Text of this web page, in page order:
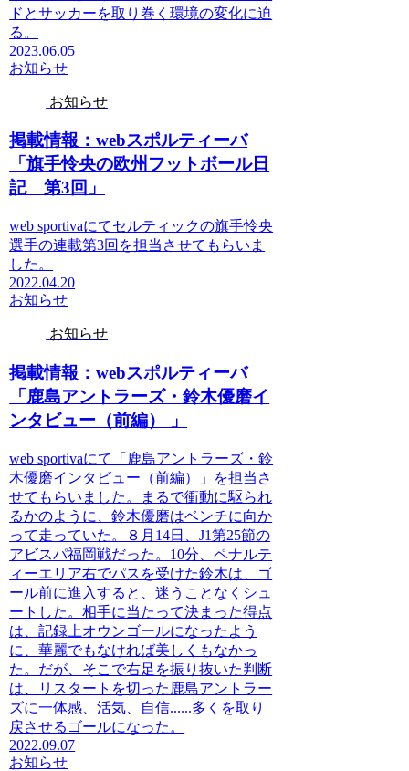
ドとサッカーを取り巻く環境の変化に迫
る。
2023.06.05
お知らせ
お知らせ
掲載情報：webスポルティーバ
「旗手怜央の欧州フットボール日
記 第3回」
web sportivaにてセルティックの旗手怜央
選手の連載第3回を担当させてもらいま
した。
2022.04.20
お知らせ
お知らせ
掲載情報：webスポルティーバ
「鹿島アントラーズ・鈴木優磨イ
ンタビュー（前編） 」
web sportivaにて「鹿島アントラーズ・鈴
木優磨インタビュー（前編）」を担当さ
せてもらいました。まるで衝動に駆られ
るかのように、鈴木優磨はベンチに向か
って走っていた。８月14日、J1第25節の
アビスパ福岡戦だった。10分、ペナルテ
ィーエリア右でパスを受けた鈴木は、ゴ
ール前に進入すると、迷うことなくシュ
ートした。相手に当たって決まった得点
は、記録上オウンゴールになったよう
に、華麗でもなければ美しくもなかっ
た。だが、そこで右足を振り抜いた判断
は、リスタートを切った鹿島アントラー
ズに一体感、活気、自信......多くを取り
戻させるゴールになった。
2022.09.07
お知らせ